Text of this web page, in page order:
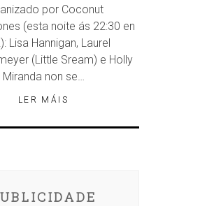
por Coconut
(esta noite ás 22:30 en
Lisa Hannigan, Laurel
(Little Sream) e Holly
Miranda non se…
LER MÁIS